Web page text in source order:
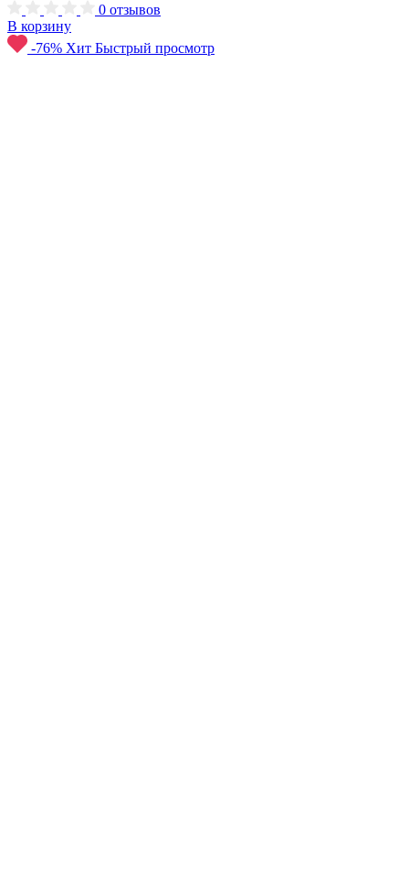
0 отзывов
В корзину
-76% Хит Быстрый просмотр